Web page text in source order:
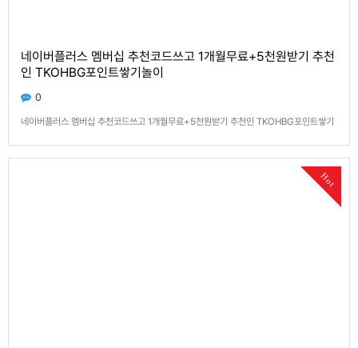
네이버플러스 멤버십 추천코드쓰고 1개월무료+5천원받기 추천
인 TKOHBG포인트쌓기놀이
0
네이버플러스 멤버십 추천코드쓰고 1개월무료+5천원받기 추천인 TKOHBG포인트쌓기
체에서 하는 이벤트에요! 돈 드는거 절대 아님! [클릭하면 멤버십 가입으로 이동해요]----
Hot